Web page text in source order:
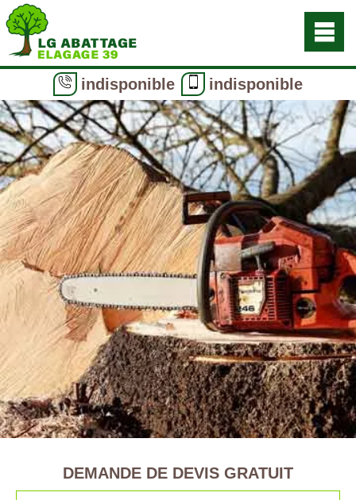
indisponible indisponible
DEMANDE DE DEVIS GRATUIT